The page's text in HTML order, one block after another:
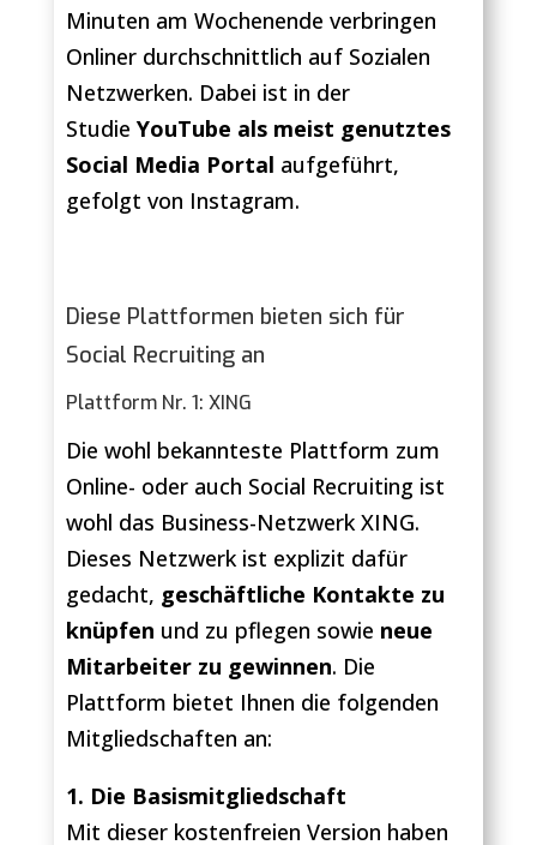
Minuten am Wochenende verbringen
Onliner durchschnittlich auf Sozialen
Netzwerken. Dabei ist in der
Studie YouTube als meist genutztes
Social Media Portal aufgeführt,
gefolgt von Instagram.
Diese Plattformen bieten sich für
Social Recruiting an
Plattform Nr. 1: XING
Die wohl bekannteste Plattform zum
Online- oder auch Social Recruiting ist
wohl das Business-Netzwerk XING.
Dieses Netzwerk ist explizit dafür
gedacht, geschäftliche Kontakte zu
knüpfen und zu pflegen sowie neue
Mitarbeiter zu gewinnen. Die
Plattform bietet Ihnen die folgenden
Mitgliedschaften an:
1. Die Basismitgliedschaft
Mit dieser kostenfreien Version haben